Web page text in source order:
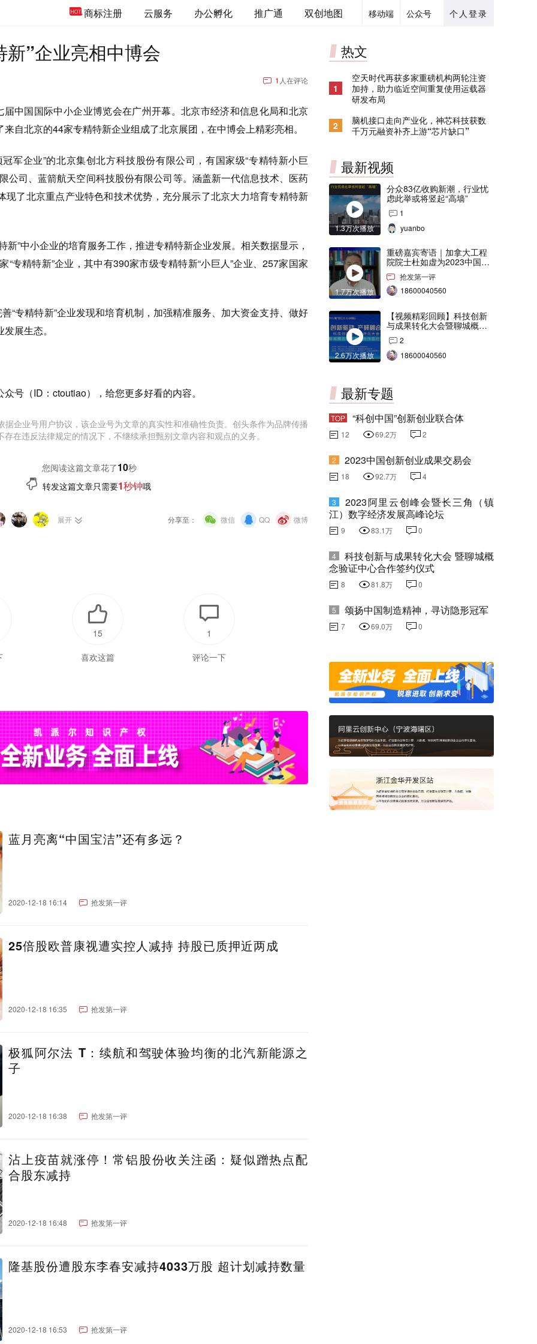
个人登录
公众号
移动端
商标注册 云服务 办公孵化 推广通 双创地图
”企业亮相中博会
1 人在评论
中国国际中小企业博览会在广州开幕。北京市经济和信息化局和北京
自北京的44家专精特新企业组成了北京展团，在中博会上精彩亮相。
军企业”的北京集创北方科技股份有限公司，有国家级“专精特新小巨
公司、蓝箭航天空间科技股份有限公司等。涵盖新一代信息技术、医药
现了北京重点产业特色和技术优势，充分展示了北京大力培育专精特新
新”中小企业的培育服务工作，推进专精特新企业发展。相关数据显示，
“专精特新”企业，其中有390家市级专精特新“小巨人”企业、257家国家
“专精特新”企业发现和培育机制，加强精准服务、加大资金支持、做好
展生态。
号（ID：ctoutiao），给您更多好看的内容。
企业号用户协议，该企业号为文章的真实性和准确性负责。创头条作为品牌传播
在违反法律规定的情况下，不继续承担甄别文章内容和观点的义务。
您阅读这篇文章花了11秒
转发这篇文章只需要1秒钟哦
展开 分享至： 微信 QQ 微博
喜欢这篇
15
评论一下
1
蓝月亮离“中国宝洁”还有多远？
2020-12-18 16:14 抢发第一评
25倍股欧普康视遭实控人减持 持股已质押近两成
2020-12-18 16:35 抢发第一评
极狐阿尔法 T：续航和驾驶体验均衡的北汽新能源之
子
2020-12-18 16:38 抢发第一评
沾上疫苗就涨停！常铝股份收关注函：疑似蹭热点配
合股东减持
2020-12-18 16:48 抢发第一评
隆基股份遭股东李春安减持4033万股 超计划减持数量
2020-12-18 16:53 抢发第一评
热文
1
空天时代再获多家重磅机构两轮注资
加持，助力临近空间重复使用运载器
研发布局
2
脑机接口走向产业化，神芯科技获数
千万元融资补齐上游“芯片缺口”
最新视频
1.3万次播放
分众83亿收购新潮，行业忧
虑此举或将竖起“高墙”
1
yuanbo
1.7万次播放
重磅嘉宾寄语｜加拿大工程
院院士杜如虚为2023中国创
交会打Call！
抢发第一评
18600040560
2.6万次播放
【视频精彩回顾】科技创新
与成果转化大会暨聊城概念
验证中心合作签约仪式
2
18600040560
最新专题
TOP “科创中国”创新创业联合体
12 69.2万 2
2 2023中国创新创业成果交易会
18 92.7万 4
3
2023阿里云创峰会暨长三角（镇
江）数字经济发展高峰论坛
9 83.1万 0
4
科技创新与成果转化大会 暨聊城概
念验证中心合作签约仪式
8 81.8万 0
5 颂扬中国制造精神，寻访隐形冠军
7 69.0万 0